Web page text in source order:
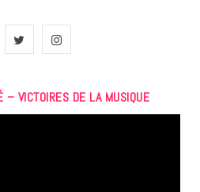
i
I
s
– VICTOIRES DE LA MUSIQUE